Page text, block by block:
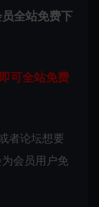
全站免费下
可全站免费
者论坛想要
会员用户免